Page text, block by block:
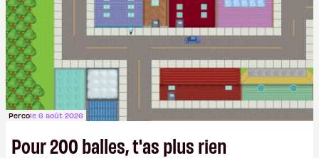
Percole 6 août 2026
Pour 200 balles, t'as plus rien